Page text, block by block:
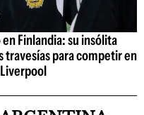
Finlandia: su insólita
travesías para competir en